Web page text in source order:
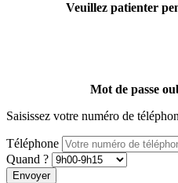
Veuillez patienter
Mot de passe
Saisissez votre numéro de
Téléphone
Quand ?
Envoyer